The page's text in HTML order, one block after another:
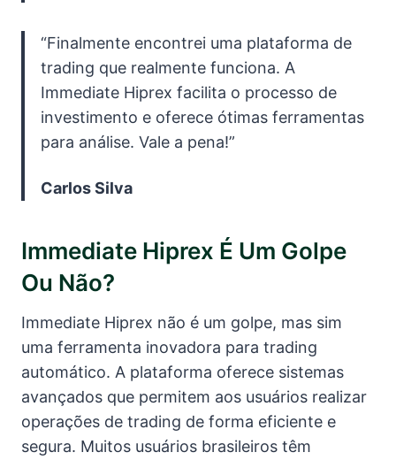
“Finalmente encontrei uma plataforma de
trading que realmente funciona. A
Immediate Hiprex facilita o processo de
investimento e oferece ótimas ferramentas
para análise. Vale a pena!”
Carlos Silva
Immediate Hiprex É Um Golpe
Ou Não?
Immediate Hiprex não é um golpe, mas sim
uma ferramenta inovadora para trading
automático. A plataforma oferece sistemas
avançados que permitem aos usuários realizar
operações de trading de forma eficiente e
segura. Muitos usuários brasileiros têm